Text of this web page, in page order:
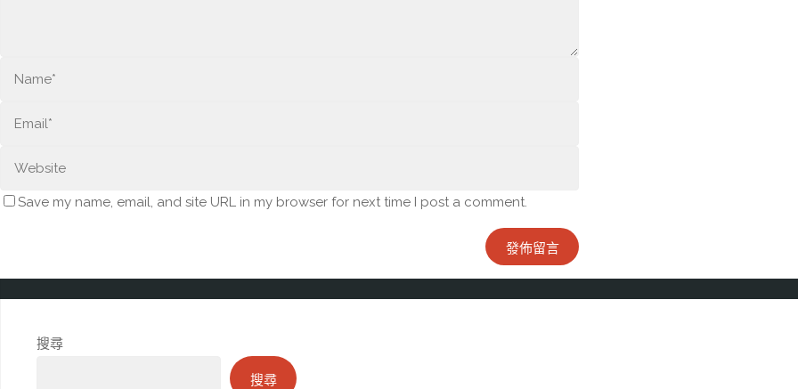
Save my name, email, and site URL in my browser for next time I post a comment.
搜尋
搜尋